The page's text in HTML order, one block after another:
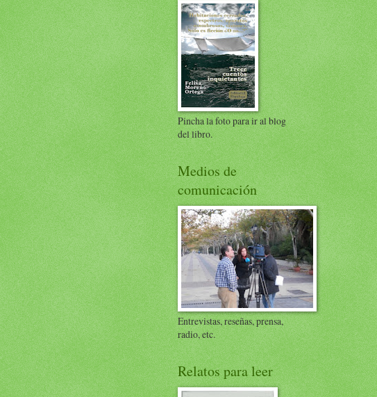
Pincha la foto para ir al blog
del libro.
Medios de
comunicación
Entrevistas, reseñas, prensa,
radio, etc.
Relatos para leer